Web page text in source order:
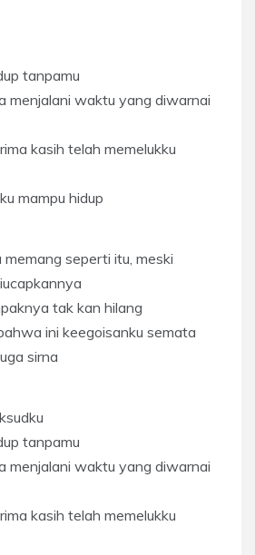
tanpamu
menjalani waktu yang diwarnai
kasih telah memelukku
mampu hidup
seperti itu, meski
tak kan hilang
ini keegoisanku semata
sirna
tanpamu
menjalani waktu yang diwarnai
kasih telah memelukku